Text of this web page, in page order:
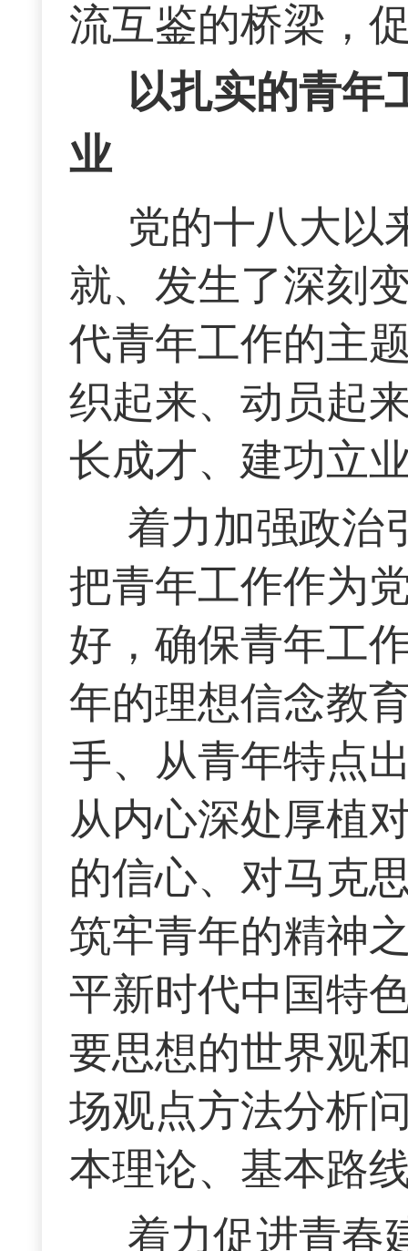
流互鉴的桥梁，
以扎实的青年
业
党的十八大以
就、发生了深刻
代青年工作的主
织起来、动员起
长成才、建功立
着力加强政治
把青年工作作为
好，确保青年工
年的理想信念教
手、从青年特点
从内心深处厚植
的信心、对马克
筑牢青年的精神
平新时代中国特
要思想的世界观
场观点方法分析
本理论、基本路
着力促进青春